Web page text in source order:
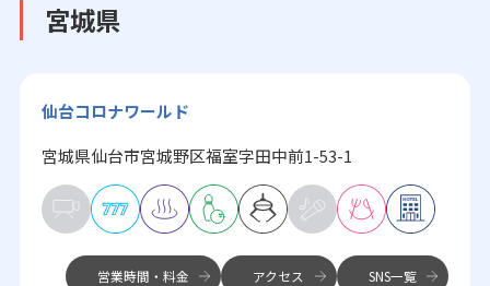
宮城県
仙台コロナワールド
宮城県仙台市宮城野区福室字田中前1-53-1
営業時間・料金 アクセス SNS一覧